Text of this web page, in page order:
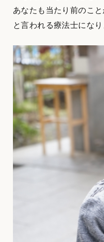
あなたも当たり前のこ
と言われる療法士になり